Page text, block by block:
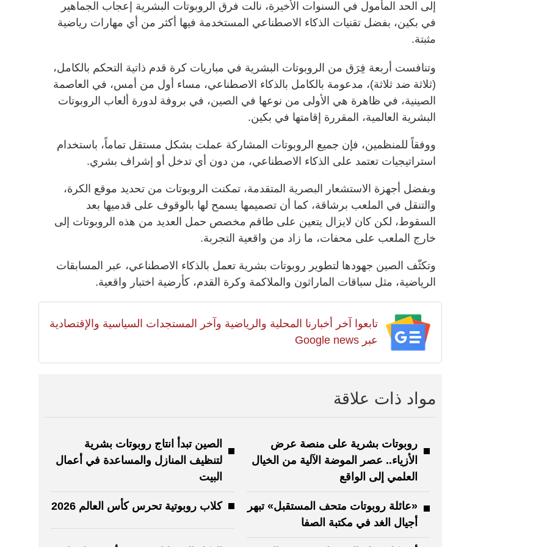
إلى الحد المأمول في السنوات الأخيرة، نالت فرق الروبوتات البشرية إعجاب الجماهير
في بكين، بفضل تقنيات الذكاء الاصطناعي المستخدمة فيها أكثر من أي مهارات رياضية
مثبتة.
وتنافست أربعة فِرَق من الروبوتات البشرية في مباريات كرة قدم ذاتية التحكم بالكامل،
(ثلاثة ضد ثلاثة)، مدعومة بالكامل بالذكاء الاصطناعي، مساء أول من أمس، في العاصمة
الصينية، في ظاهرة هي الأولى من نوعها في الصين، في بروفة لدورة ألعاب الروبوتات
البشرية العالمية، المقررة إقامتها في بكين.
ووفقاً للمنظمين، فإن جميع الروبوتات المشاركة عملت بشكل مستقل تماماً، باستخدام
استراتيجيات تعتمد على الذكاء الاصطناعي، من دون أي تدخل أو إشراف بشري.
وبفضل أجهزة الاستشعار البصرية المتقدمة، تمكنت الروبوتات من تحديد موقع الكرة،
والتنقل في الملعب برشاقة، كما أن تصميمها يسمح لها بالوقوف على قدميها بعد
السقوط، لكن كان لايزال يتعين على طاقم مخصص حمل العديد من هذه الروبوتات إلى
خارج الملعب على محفات، ما زاد من واقعية التجربة.
وتكثّف الصين جهودها لتطوير روبوتات بشرية تعمل بالذكاء الاصطناعي، عبر المسابقات
الرياضية، مثل سباقات الماراثون والملاكمة وكرة القدم، كأرضية اختبار واقعية.
تابعوا آخر أخبارنا المحلية والرياضية وآخر المستجدات السياسية والإقتصادية
عبر Google news
مواد ذات علاقة
روبوتات بشرية على منصة عرض
الأزياء.. عصر الموضة الآلية من الخيال
العلمي إلى الواقع
الصين تبدأ انتاج روبوتات بشرية
لتنظيف المنازل والمساعدة في أعمال
البيت
«عائلة روبوتات متحف المستقبل» تبهر
أجيال الغد في مكتبة الصفا
كلاب روبوتية تحرس كأس العالم 2026